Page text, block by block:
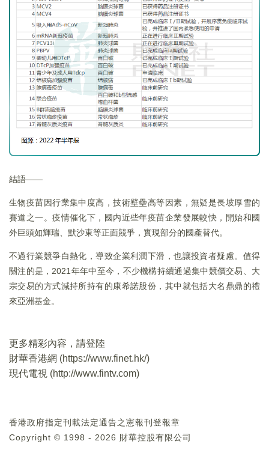
結語——
生物疫苗因行業集中度高，技術壁壘高等因素，無疑是長坡厚雪的
賽道之一。疫情催化下，國内近些年疫苗企業發展較快，開始和國
外巨頭如輝瑞、默沙東等正面競爭，實現部分的國產替代。
不過行業競爭白熱化，導致企業利潤下滑，也讓投資者疑慮。值得
關注的是，2021年年中至今，不少機構持續通過集中競價交易、大
宗交易的方式減持所持有的康希諾股份，其中就包括大名鼎鼎的禮
來亞洲基金。
更多精彩內容，請登陸
財華香港網 (https://www.finet.hk/)
現代電視 (http://www.fintv.com)
香港政府指定刊載法定通告之憲報刊登報章
Copyright © 1998 - 2026 財華控股有限公司